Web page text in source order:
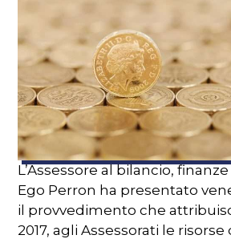
L’Assessore al bilancio,
Ego Perron ha presentato
il provvedimento che
2017, agli Assessorati le